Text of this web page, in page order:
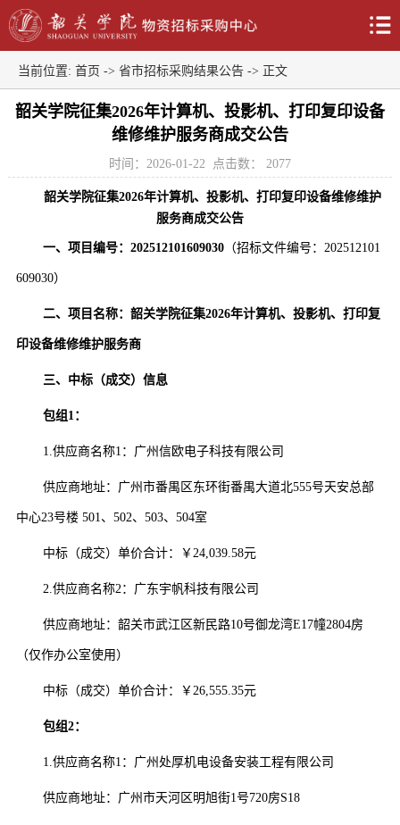
当前位置: 首页 -> 省市招标采购结果公告 -> 正文
韶关学院征集2026年计算机、投影机、打印复印设备
维修维护服务商成交公告
时间：2026-01-22 点击数： 2077
韶关学院征集2026年计算机、投影机、打印复印设备维修维护
服务商成交公告
一、项目编号： 202512101609030（招标文件编号： 202512101
609030）
二、项目名称： 韶关学院征集2026年计算机、投影机、打印复
印设备维修维护服务商
三、中标（成交）信息
包组 1：
1. 供应商名称1 ： 广州信欧电子科技有限公司
供应商地址： 广州市番禺区东环街番禺大道北555号天安总部
中心23号楼 501、502、503、504室
中标（成交） 单价合计： ￥ 24,039.58元
2. 供应商名称2 ： 广东宇帆科技有限公司
供应商地址： 韶关市武江区新民路10号御龙湾E17幢2804房
（仅作办公室使用）
中标（成交）单价合计： ￥ 26,555.35元
包组2：
1. 供应商名称1 ： 广州处厚机电设备安装工程有限公司
供应商地址： 广州市天河区明旭街1号720房S18